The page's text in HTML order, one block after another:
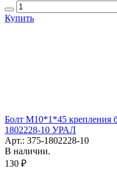
Купить
Болт М10*1*45 крепления
1802228-10 УРАЛ
Арт.: 375-1802228-10
В наличии.
130 ₽